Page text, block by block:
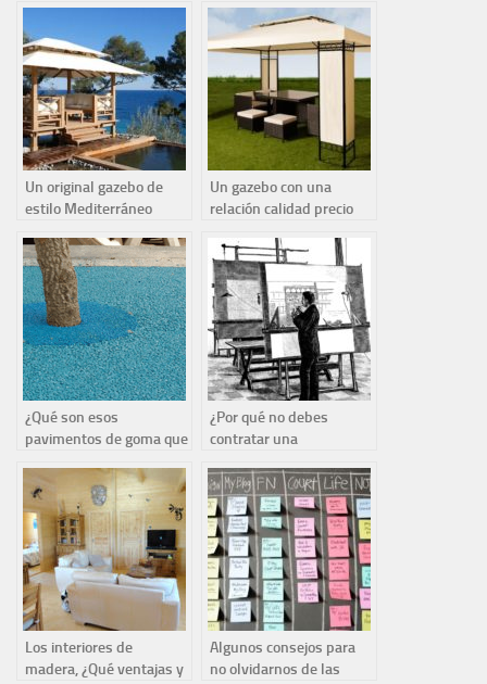
Un original gazebo de
estilo Mediterráneo
Un gazebo con una
relación calidad precio
¿Qué son esos
pavimentos de goma que
y jardines?
¿Por qué no debes
contratar una
el proyecto del
arquitecto?
Los interiores de
madera, ¿Qué ventajas y
Algunos consejos para
no olvidarnos de las